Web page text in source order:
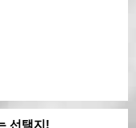
선택지!